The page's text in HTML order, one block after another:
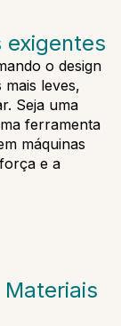
exigentes
o design
leves,
Seja uma
ferramenta
máquinas
e a